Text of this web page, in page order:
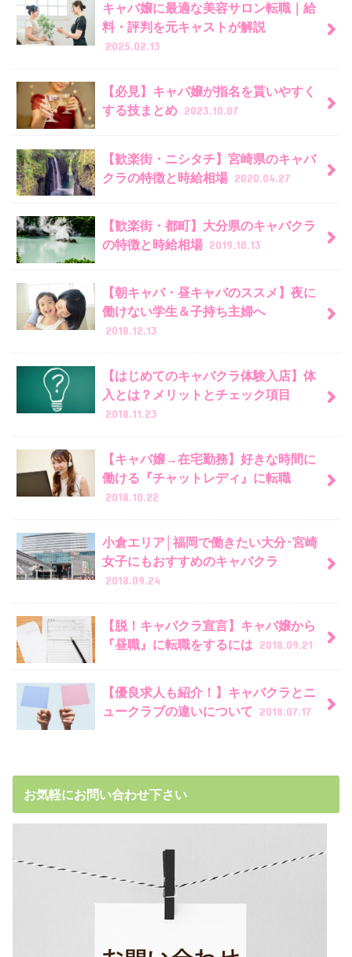
キャバ嬢に最適な美容サロン転職｜給
料・評判を元キャストが解説
2025.02.13
【必見】キャバ嬢が指名を貰いやすく
する技まとめ 2023.10.07
【歓楽街・ニシタチ】宮崎県のキャバ
クラの特徴と時給相場 2020.04.27
【歓楽街・都町】大分県のキャバクラ
の特徴と時給相場 2019.10.13
【朝キャバ・昼キャバのススメ】夜に
働けない学生＆子持ち主婦へ
2018.12.13
【はじめてのキャバクラ体験入店】体
入とは？メリットとチェック項目
2018.11.23
【キャバ嬢→在宅勤務】好きな時間に
働ける『チャットレディ』に転職
2018.10.22
小倉エリア│福岡で働きたい大分･宮崎
女子にもおすすめのキャバクラ
2018.09.24
【脱！キャバクラ宣言】キャバ嬢から
『昼職』に転職をするには 2018.09.21
【優良求人も紹介！】キャバクラとニ
ュークラブの違いについて 2018.07.17
お気軽にお問い合わせ下さい